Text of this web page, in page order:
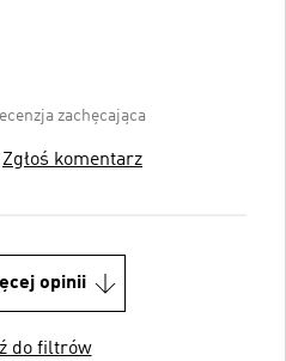
zachęcająca
Zgłoś komentarz
opinii
do filtrów